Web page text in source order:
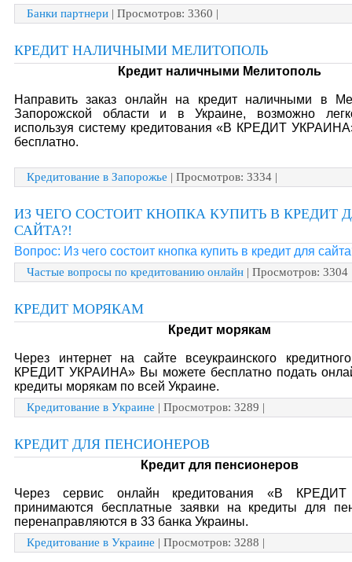
Банки партнери | Просмотров: 3360 |
КРЕДИТ НАЛИЧНЫМИ МЕЛИТОПОЛЬ
Кредит наличными Мелитополь
Направить заказ онлайн на кредит наличными в
Запорожской области и в Украине, возможно
используя систему кредитования «В КРЕДИТ
бесплатно.
Кредитование в Запорожье | Просмотров: 3334 |
ИЗ ЧЕГО СОСТОИТ КНОПКА КУПИТЬ В КРЕДИТ
САЙТА?!
Вопрос: Из чего состоит кнопка купить в кредит для
Частые вопросы по кредитованию онлайн | Просмотров: 3304
КРЕДИТ МОРЯКАМ
Кредит морякам
Через интернет на сайте всеукраинского
КРЕДИТ УКРАИНА» Вы можете бесплатно подать
кредиты морякам по всей Украине.
Кредитование в Украине | Просмотров: 3289 |
КРЕДИТ ДЛЯ ПЕНСИОНЕРОВ
Кредит для пенсионеров
Через сервис онлайн кредитования «В
принимаются бесплатные заявки на кредиты для
перенаправляются в 33 банка Украины.
Кредитование в Украине | Просмотров: 3288 |